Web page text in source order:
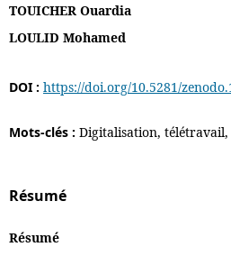
TOUICHER Ouardia
LOULID Mohamed
DOI : https://doi.org/10.5281/
Mots-clés : Digitalisation,
Résumé
Résumé